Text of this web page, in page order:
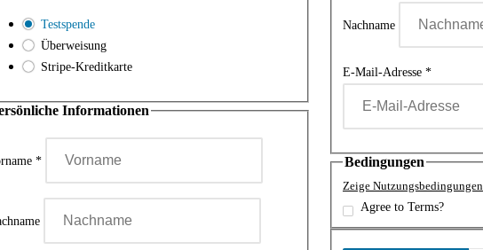
Testspende
Überweisung
Stripe-Kreditkarte
Informationen
*
Nachname
E-Mail-Adresse *
Bedingungen
Zeige Nutzungsbedingungen
Agree to Terms?